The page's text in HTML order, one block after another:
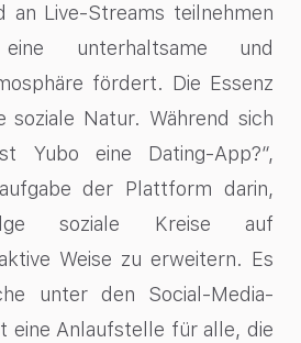
an Live-Streams teilnehmen
unterhaltsame und
fördert. Die Essenz
soziale Natur. Während sich
Yubo eine Dating-App?“,
der Plattform darin,
soziale Kreise auf
Weise zu erweitern. Es
unter den Social-Media-
eine Anlaufstelle für alle, die